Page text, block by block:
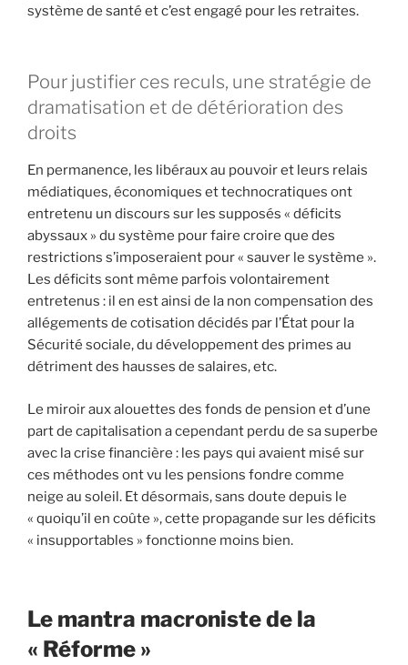
système de santé et c’est engagé pour les retraites.
Pour justifier ces reculs, une stratégie de
dramatisation et de détérioration des
droits
En permanence, les libéraux au pouvoir et leurs relais
médiatiques, économiques et technocratiques ont
entretenu un discours sur les supposés « déficits
abyssaux » du système pour faire croire que des
restrictions s’imposeraient pour « sauver le système ».
Les déficits sont même parfois volontairement
entretenus : il en est ainsi de la non compensation des
allégements de cotisation décidés par l’État pour la
Sécurité sociale, du développement des primes au
détriment des hausses de salaires, etc.
Le miroir aux alouettes des fonds de pension et d’une
part de capitalisation a cependant perdu de sa superbe
avec la crise financière : les pays qui avaient misé sur
ces méthodes ont vu les pensions fondre comme
neige au soleil. Et désormais, sans doute depuis le
« quoiqu’il en coûte », cette propagande sur les déficits
« insupportables » fonctionne moins bien.
Le mantra macroniste de la
« Réforme »